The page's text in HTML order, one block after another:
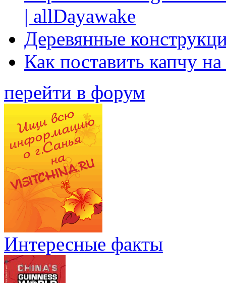
| allDayawake
Деревянные
Как поставить капчу
перейти в форум
Интересные факты